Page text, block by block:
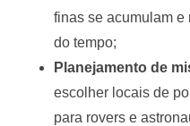
finas se acumulam
do tempo;
Planejamento de
escolher locais de
para rovers e